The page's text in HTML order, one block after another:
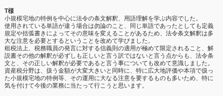
T様
小規模宅地の特例を中心に法令の条文解釈、用語理解を学ぶ内容でした。
使用されている単語が違う場合は勿論のこと、同じ単語であったとしても定義
規定や括弧書きによってその意味を変えることがあるため、法令条文解釈は多
大な注意を必要とするということを改めて学びました。
租税法上、税務職員の発言に対する信義則の適用が極めて限定されること、解
説書その他の解釈が必ずしも正しいと言う訳ではないと言う点からも、法令条
文と、その正しい解釈が必要であると言う事についても改めて意識しました。
資産税分野は、扱う金額が大変大きいと同時に、特に広大地評価や本項で扱っ
た小規模宅地の特例等、その運用に大なる注意を要するものも多いため、特に
気を付けて今後の業務に当たって行こうと思います。